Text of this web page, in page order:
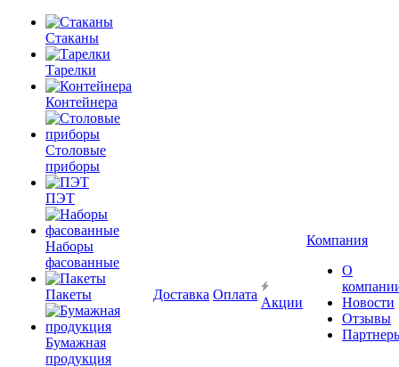
Стаканы
Тарелки
Контейнера
Столовые
приборы
ПЭТ
Наборы
фасованные
Пакеты
Бумажная
продукция
Доставка Оплата
Акции
Компания
О
Новости
Отзывы